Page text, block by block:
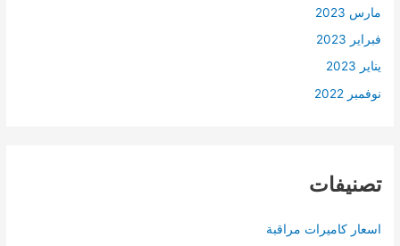
مارس 2023
فبراير 2023
يناير 2023
نوفمبر 2022
تصنيفات
اسعار كاميرات مراقبة